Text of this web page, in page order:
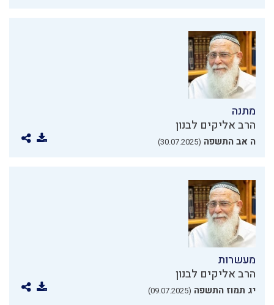
מתנה
הרב אליקים לבנון
ה אב התשפה (30.07.2025)
מעשרות
הרב אליקים לבנון
יג תמוז התשפה (09.07.2025)